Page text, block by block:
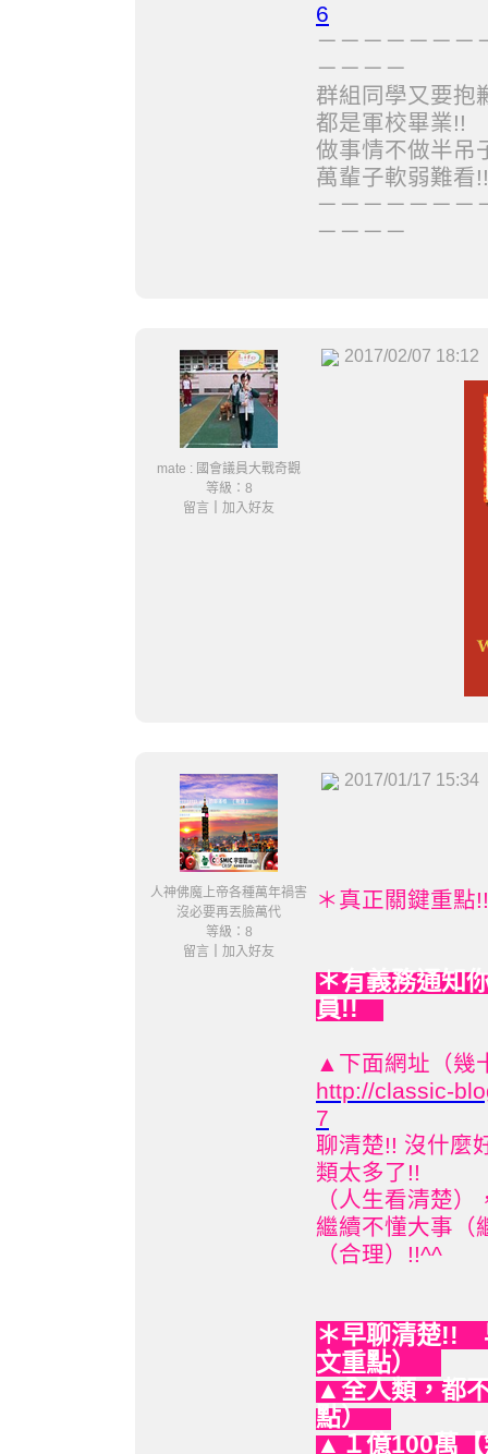
6
－－－－－－－
－－－－
群組同學又要抱
都是軍校畢業!!
做事情不做半吊
萬輩子軟弱難看!!
－－－－－－－
－－－－
mate : 國會議員大戰奇觀
等級：8
留言
加入好友
2017/02/07 18:12
人神佛魔上帝各種萬年禍害
沒必要再丟臉萬代
等級：8
留言
加入好友
2017/01/17 15:34
＊真正關鍵重點!!
＊有義務通知
員!!
▲下面網址（幾
http://classic-
7
聊清楚!! 沒什麼
類太多了!!
（人生看清楚
繼續不懂大事（
（合理）!!^^
＊早聊清楚!!
文重點）
▲全人類，都
點）
▲１億100萬【